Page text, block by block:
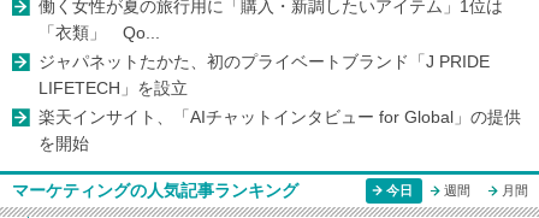
働く女性が夏の旅行用に「購入・新調したいアイテム」1位は
「衣類」 Qo...
ジャパネットたかた、初のプライベートブランド「J PRIDE
LIFETECH」を設立
楽天インサイト、「AIチャットインタビュー for Global」の提供
を開始
マーケティングの人気記事ランキング 今日 週間 月間